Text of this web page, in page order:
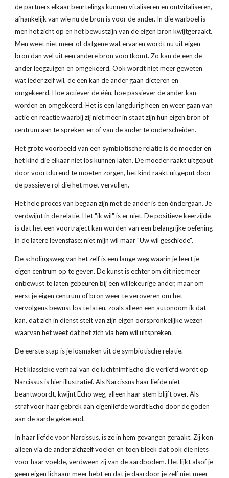
de partners elkaar beurtelings kunnen vitaliseren en ontvitaliseren,
afhankelijk van wie nu de bron is voor de ander. In die warboel is
men het zicht op en het bewustzijn van de eigen bron kwijtgeraakt.
Men weet niet meer of datgene wat ervaren wordt nu uit eigen
bron dan wel uit een andere bron voortkomt. Zo kan de een de
ander leegzuigen en omgekeerd. Ook wordt niet meer geweten
wat ieder zelf wil, de een kan de ander gaan dicteren en
omgekeerd. Hoe actiever de één, hoe passiever de ander kan
worden en omgekeerd. Het is een langdurig heen en weer gaan van
actie en reactie waarbij zij niet meer in staat zijn hun eigen bron of
centrum aan te spreken en of van de ander te onderscheiden.
Het grote voorbeeld van een symbiotische relatie is de moeder en
het kind die elkaar niet los kunnen laten. De moeder raakt uitgeput
door voortdurend te moeten zorgen, het kind raakt uitgeput door
de passieve rol die het moet vervullen.
Het hele proces van begaan zijn met de ander is een òndergaan. Je
verdwijnt in de relatie. Het "ik wil" is er niet. De positieve keerzijde
is dat het een voortraject kan worden van een belangrijke oefening
in de latere levensfase: niet mijn wil maar "Uw wil geschiede".
De scholingsweg van het zelf is een lange weg waarin je leert je
eigen centrum op te geven. De kunst is echter om dit niet meer
onbewust te laten gebeuren bij een willekeurige ander, maar om
eerst je eigen centrum of bron weer te veroveren om het
vervolgens bewust los te laten, zoals alleen een autonoom ik dat
kan, dat zich in dienst stelt van zijn eigen oorspronkelijke wezen
waarvan het weet dat het zich via hem wil uitspreken.
De eerste stap is je losmaken uit de symbiotische relatie.
Het klassieke verhaal van de luchtnimf Echo die verliefd wordt op
Narcissus is hier illustratief. Als Narcissus haar liefde niet
beantwoordt, kwijnt Echo weg, alleen haar stem blijft over. Als
straf voor haar gebrek aan eigenliefde wordt Echo door de goden
aan de aarde geketend.
In haar liefde voor Narcissus, is ze in hem gevangen geraakt. Zij kon
alleen via de ander zichzelf voelen en toen bleek dat ook die niets
voor haar voelde, verdween zij van de aardbodem. Het lijkt alsof je
geen eigen lichaam meer hebt en dat je daardoor je zelf niet meer